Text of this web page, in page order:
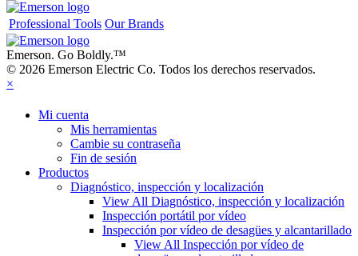
Professional Tools Our Brands
Emerson. Go Boldly.™
© 2026 Emerson Electric Co. Todos los derechos reservados.
×
Mi cuenta
Mis herramientas
Cambie su contraseña
Fin de sesión
Productos
Diagnóstico, inspección y localización
View All Diagnóstico, inspección y localización
Inspección portátil por vídeo
Inspección por vídeo de desagües y alcantarillado
View All Inspección por vídeo de